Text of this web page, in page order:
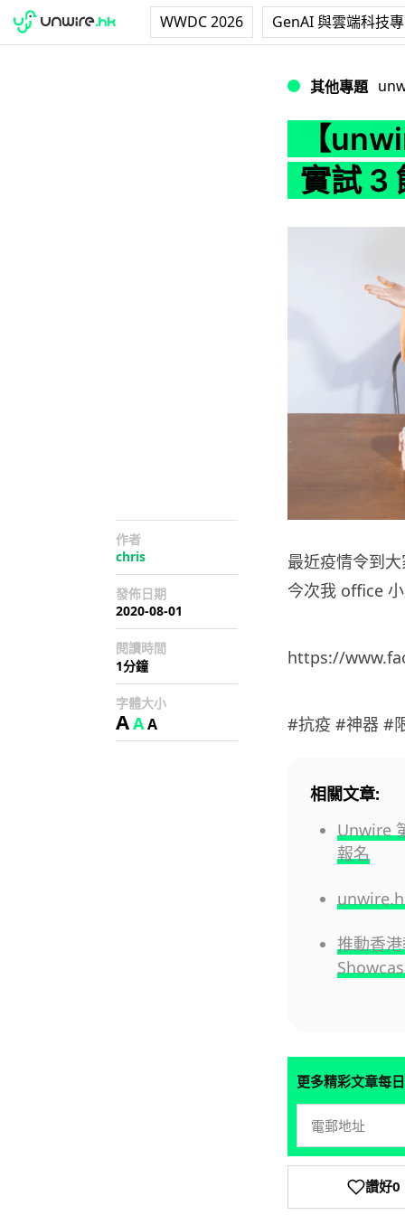
WWDC 2026 GenAI 與雲端科技
其他專題
【
實試 3
作者
chris
發佈日期
2020-08-01
閱讀時間
1分鐘
字體大小
AAA
最近疫情令到
今次我 office
https://
#抗疫 #神器 #
相關文章:
Unwire
報名
推動香
更多精彩文章每
讚好0